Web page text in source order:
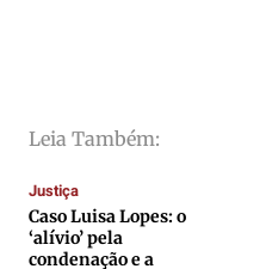
Colunas
Gustavo Bastos
Jr Mignone (in memorian)
Colunas
Gustavo Bastos
Jr Mignone (in memorian)
Colunas
Gustavo Bastos
Jr Mignone (in memorian)
Colunas
Gustavo Bastos
Jr Mignone (in memorian)
Leia Também:
Justiça
Caso Luisa Lopes: o
‘alívio’ pela
condenação e a